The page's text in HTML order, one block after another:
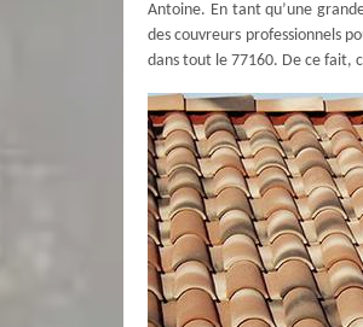
Antoine. En tant qu’une
des couvreurs professionnels
dans tout le 77160. De ce fait,